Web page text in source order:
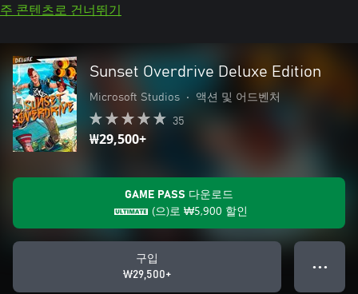
주 콘텐츠로 건너뛰기
Sunset Overdrive Deluxe Edition
Microsoft Studios • 액션 및 어드벤처
35
₩29,500+
GAME PASS 다운로드
(으)로 ₩5,900 할인
구입
₩29,500+
● ● ●